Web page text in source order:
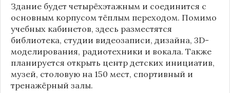
Здание будет четырёхэтажным и соединится с
основным корпусом тёплым переходом. Помимо
учебных кабинетов, здесь разместятся
библиотека, студии видеозаписи, дизайна, 3D-
моделирования, радиотехники и вокала. Также
планируется открыть центр детских инициатив,
музей, столовую на 150 мест, спортивный и
тренажёрный залы.